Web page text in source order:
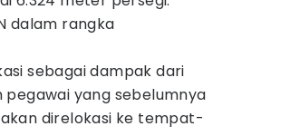
dalam rangka
sebagai dampak dari
pegawai yang sebelumnya
direlokasi ke tempat-